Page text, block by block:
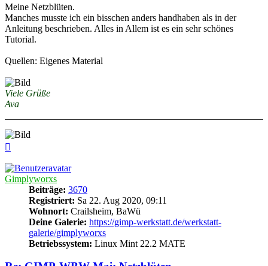
Meine Netzblüten.
Manches musste ich ein bisschen anders handhaben als in der
Anleitung beschrieben. Alles in Allem ist es ein sehr schönes
Tutorial.
Quellen: Eigenes Material
Viele Grüße
Ava
Gimplyworxs
Beiträge: 3670
Registriert: Sa 22. Aug 2020, 09:11
Wohnort: Crailsheim, BaWü
Deine Galerie: https://gimp-werkstatt.de/werkstatt-
galerie/gimplyworxs
Betriebssystem: Linux Mint 22.2 MATE